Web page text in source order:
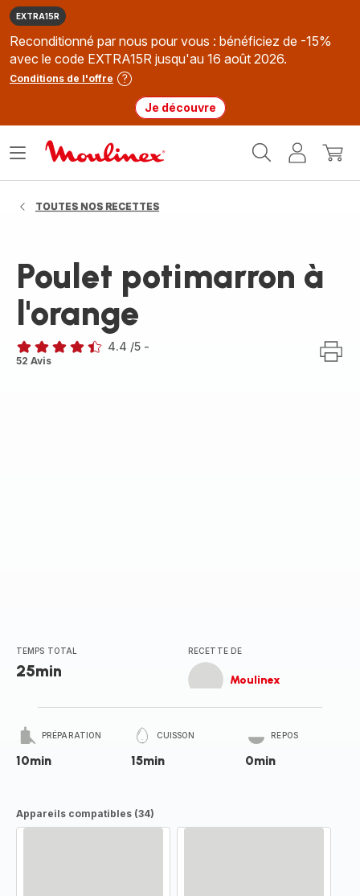
EXTRA15R
Reconditionné par nous pour vous : bénéficiez de -15%
avec le code EXTRA15R jusqu'au 16 août 2026.
Conditions de l'offre
Je découvre
MonMon
Ouvrir
TOUTES NOS RECETTES
Poulet potimarron à
l'orange
ratings.4.4
4.4 /5 -
52 Avis
TEMPS TOTAL
25min
RECETTE DE
Moulinex
PRÉPARATION
10min
CUISSON
15min
REPOS
0min
Appareils compatibles (34)